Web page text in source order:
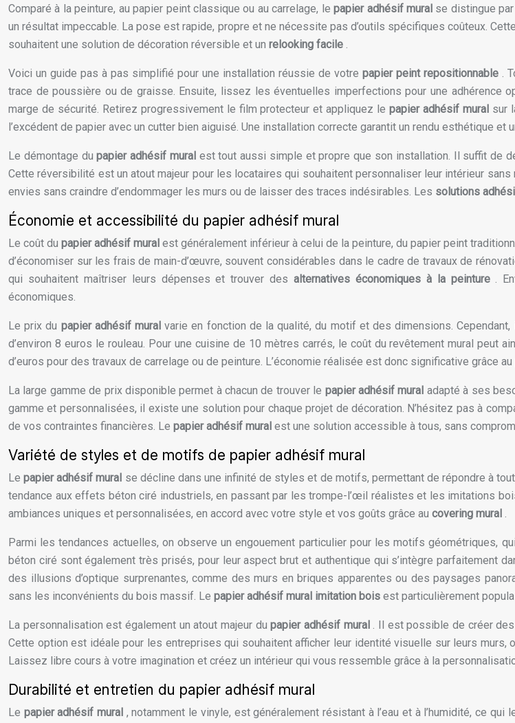
Comparé à la peinture, au papier peint classique ou au carrelage, lepapier adhésif mural se distingue
un résultat impeccable. La pose est rapide, propre et ne nécessite pas d’outils spécifiques coûteux.
souhaitent une solution de décoration réversible et un relooking facile .
Voici un guide pas à pas simplifié pour une installation réussie de votre papier peint repositionnable .
trace de poussière ou de graisse. Ensuite, lissez les éventuelles imperfections pour une adhérence
marge de sécurité. Retirez progressivement le film protecteur et appliquez lepapier adhésif mural sur
l’excédent de papier avec un cutter bien aiguisé. Une installation correcte garantit un rendu esthétique et
Le démontage dupapier adhésif mural est tout aussi simple et propre que son installation. Il suffit de
Cette réversibilité est un atout majeur pour les locataires qui souhaitent personnaliser leur intérieur
envies sans craindre d’endommager les murs ou de laisser des traces indésirables. Les solutions
Économie et accessibilité du papier adhésif mural
Le coût du papier adhésif mural est généralement inférieur à celui de la peinture, du papier peint
d’économiser sur les frais de main-d’œuvre, souvent considérables dans le cadre de travaux de
qui souhaitent maîtriser leurs dépenses et trouver des alternatives économiques à la peinture.
économiques.
Le prix du papier adhésif muralvarie en fonction de la qualité, du motif et des dimensions.
d’environ 8 euros le rouleau. Pour une cuisine de 10 mètres carrés, le coût du revêtement mural peut
d’euros pour des travaux de carrelage ou de peinture. L’économie réalisée est donc significative grâce au
La large gamme de prix disponible permet à chacun de trouver le papier adhésif mural adapté à ses
gamme et personnalisées, il existe une solution pour chaque projet de décoration. N’hésitez pas à
de vos contraintes financières. Le papier adhésif mural est une solution accessible à tous, sans
Variété de styles et de motifs de papier adhésif mural
Lepapier adhésif mural se décline dans une infinité de styles et de motifs, permettant de répondre à
tendance aux effets béton ciré industriels, en passant par les trompe-l’œil réalistes et les imitations
ambiances uniques et personnalisées, en accord avec votre style et vos goûts grâce au covering mural .
Parmi les tendances actuelles, on observe un engouement particulier pour les motifs géométriques,
béton ciré sont également très prisés, pour leur aspect brut et authentique qui s’intègre parfaitement
des illusions d’optique surprenantes, comme des murs en briques apparentes ou des paysages
sans les inconvénients du bois massif. Le papier adhésif mural imitation bois est particulièrement
La personnalisation est également un atout majeur dupapier adhésif mural. Il est possible de créer
Cette option est idéale pour les entreprises qui souhaitent afficher leur identité visuelle sur leurs
Laissez libre cours à votre imagination et créez un intérieur qui vous ressemble grâce à la
Durabilité et entretien du papier adhésif mural
Le papier adhésif mural , notamment le vinyle, est généralement résistant à l’eau et à l’humidité, ce